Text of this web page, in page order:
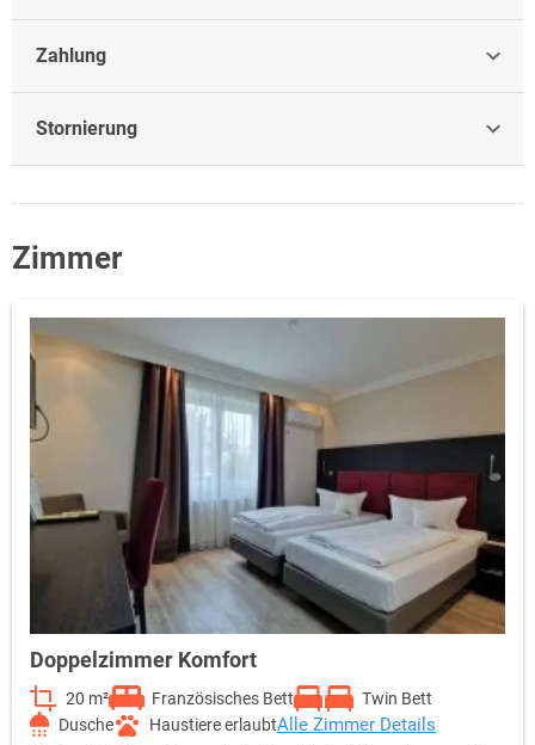
Zahlung
Stornierung
Zimmer
Doppelzimmer Komfort
20 m² Französisches Bett
Twin Bett
Dusche
Haustiere erlaubtAlle Zimmer Details